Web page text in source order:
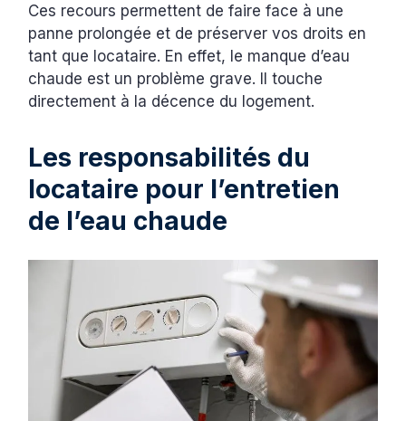
Ces recours permettent de faire face à une
panne prolongée et de préserver vos droits en
tant que locataire. En effet, le manque d’eau
chaude est un problème grave. Il touche
directement à la décence du logement.
Les responsabilités du
locataire pour l’entretien
de l’eau chaude